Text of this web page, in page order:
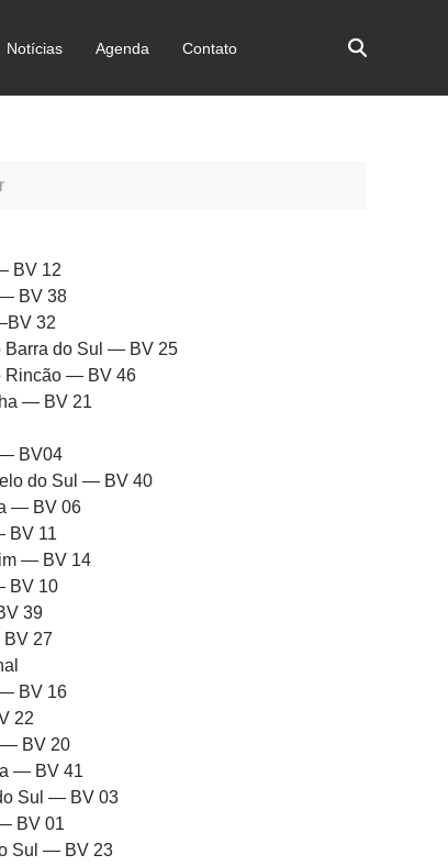
Notícias Agenda Contato
BV 12
BV 38
32
Barra do Sul — BV 25
Rincão — BV 46
— BV 21
BV04
do Sul — BV 40
— BV 06
BV 11
— BV 14
BV 10
39
27
BV 16
22
— BV 20
— BV 41
Sul — BV 03
BV 01
Sul — BV 23